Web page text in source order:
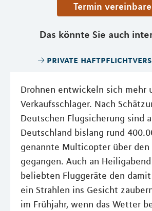
Termin
Das könnte Sie auch
private
Drohnen entwickeln sich mehr
Verkaufsschlager. Nach
Deutschen Flugsicherung sind
Deutschland bislang rund
genannte Multicopter über den
gegangen. Auch an
beliebten Fluggeräte den
ein Strahlen ins Gesicht
im Frühjahr, wenn das Wetter